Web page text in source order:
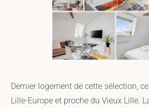
Dernier logement de cette sélection,
Lille-Europe et proche du Vieux Lille.